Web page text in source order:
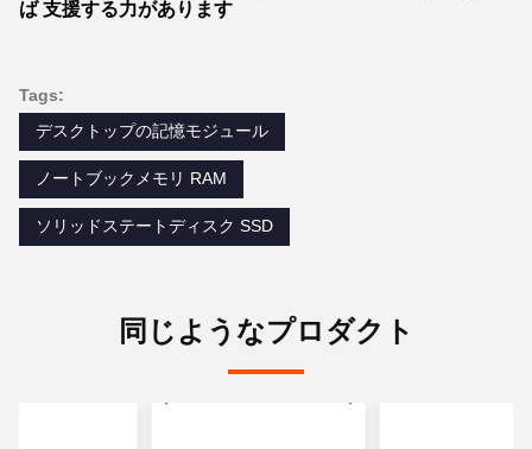
ば 支援する力があります
Tags:
デスクトップの記憶モジュール
ノートブックメモリ RAM
ソリッドステートディスク SSD
同じようなプロダクト